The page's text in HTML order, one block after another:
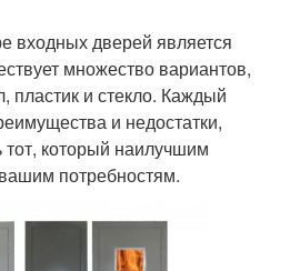
дверей является
множество вариантов,
пластик и стекло. Каждый
и недостатки,
который наилучшим
потребностям.